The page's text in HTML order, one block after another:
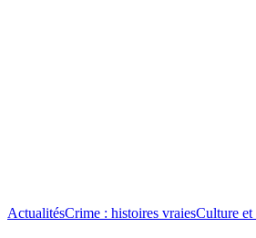
ActualitésCrime : histoires vraiesCulture et